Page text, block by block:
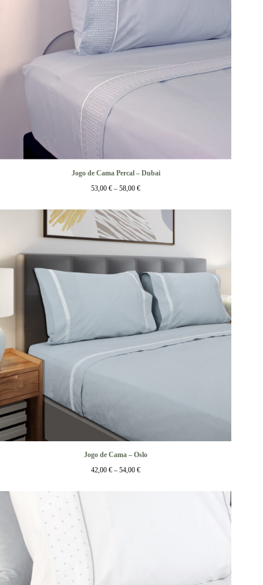
Jogo de Cama Percal – Dubai
53,00€ – 58,00€
Jogo de Cama – Oslo
42,00€ – 54,00€